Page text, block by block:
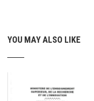
YOU MAY ALSO LIKE